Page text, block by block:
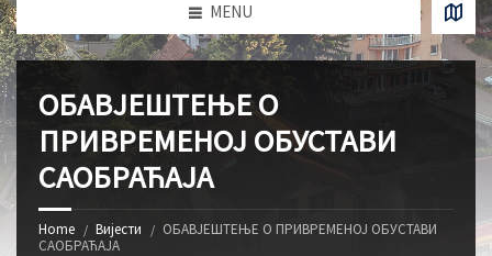
MENU
ОБАВЈЕШТЕЊЕ О
ПРИВРЕМЕНОЈ ОБУСТАВИ
САОБРАЋАЈА
Home Вијести
ОБАВЈЕШТЕЊЕ О ПРИВРЕМЕНОЈ ОБУСТАВИ
САОБРАЋАЈА